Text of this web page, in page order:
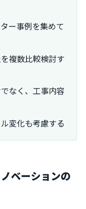
ー事例を集めて
複数比較検討す
なく、工事内容
変化も考慮する
ベーションの